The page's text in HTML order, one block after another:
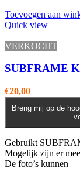
Toevoegen aan
Quick view
VERKOCHT
SUBFRAME
€20,00
Breng mij op de
Gebruikt
Mogelijk zijn er
De foto’s kunnen